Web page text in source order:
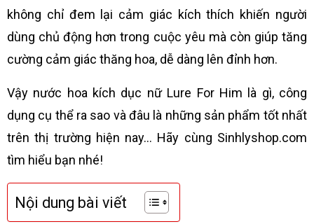
không chỉ đem lại cảm giác kích thích khiến người
dùng chủ động hơn trong cuộc yêu mà còn giúp tăng
cường cảm giác thăng hoa, dễ dàng lên đỉnh hơn.
Vậy nước hoa kích dục nữ Lure For Him là gì, công
dụng cụ thể ra sao và đâu là những sản phẩm tốt nhất
trên thị trường hiện nay… Hãy cùng Sinhlyshop.com
tìm hiểu bạn nhé!
Nội dung bài viết